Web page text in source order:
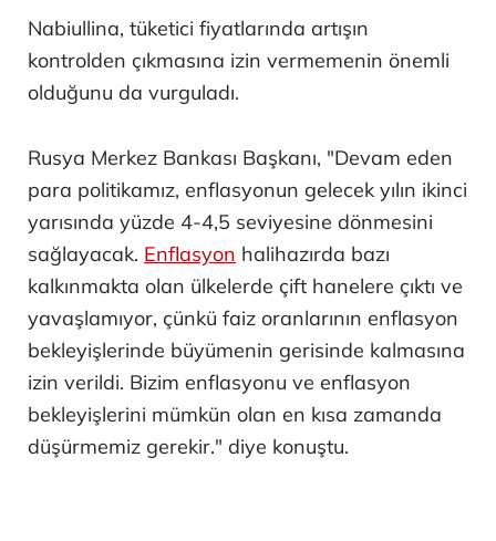
Nabiullina, tüketici fiyatlarında artışın
kontrolden çıkmasına izin vermemenin önemli
olduğunu da vurguladı.
Rusya Merkez Bankası Başkanı, "Devam eden
para politikamız, enflasyonun gelecek yılın ikinci
yarısında yüzde 4-4,5 seviyesine dönmesini
sağlayacak. Enflasyon halihazırda bazı
kalkınmakta olan ülkelerde çift hanelere çıktı ve
yavaşlamıyor, çünkü faiz oranlarının enflasyon
bekleyişlerinde büyümenin gerisinde kalmasına
izin verildi. Bizim enflasyonu ve enflasyon
bekleyişlerini mümkün olan en kısa zamanda
düşürmemiz gerekir." diye konuştu.